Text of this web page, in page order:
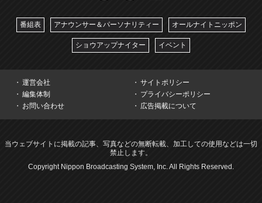
番組表 アナウンサー＆パーソナリティー オールナイトニッポン
ショウアップナイター イベント
運営会社
サイトポリシー
編集体制
プライバシーポリシー
お問い合わせ
広告掲載について
当ウェブサイトに掲載の記事、写真などの無断転載、加工しての使用などは一切
禁止します。
Copyright Nippon Broadcasting System, Inc. All Rights Reserved.